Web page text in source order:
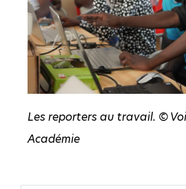
Les reporters au travail. ©
Académie